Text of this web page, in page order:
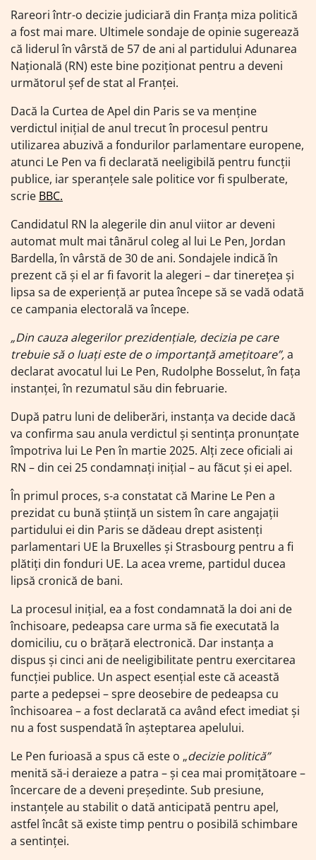
Rareori într-o decizie judiciară din Franța miza politică
a fost mai mare. Ultimele sondaje de opinie sugerează
că liderul în vârstă de 57 de ani al partidului Adunarea
Națională (RN) este bine poziționat pentru a deveni
următorul șef de stat al Franței.
Dacă la Curtea de Apel din Paris se va menține
verdictul inițial de anul trecut în procesul pentru
utilizarea abuzivă a fondurilor parlamentare europene,
atunci Le Pen va fi declarată neeligibilă pentru funcții
publice, iar speranțele sale politice vor fi spulberate,
scrie BBC.
Candidatul RN la alegerile din anul viitor ar deveni
automat mult mai tânărul coleg al lui Le Pen, Jordan
Bardella, în vârstă de 30 de ani. Sondajele indică în
prezent că și el ar fi favorit la alegeri – dar tinerețea și
lipsa sa de experiență ar putea începe să se vadă odată
ce campania electorală va începe.
„Din cauza alegerilor prezidențiale, decizia pe care
trebuie să o luați este de o importanță amețitoare”,a
declarat avocatul lui Le Pen, Rudolphe Bosselut, în fața
instanței, în rezumatul său din februarie.
După patru luni de deliberări, instanța va decide dacă
va confirma sau anula verdictul și sentința pronunțate
împotriva lui Le Pen în martie 2025. Alți zece oficiali ai
RN – din cei 25 condamnați inițial – au făcut și ei apel.
În primul proces, s-a constatat că Marine Le Pen a
prezidat cu bună știință un sistem în care angajații
partidului ei din Paris se dădeau drept asistenți
parlamentari UE la Bruxelles și Strasbourg pentru a fi
plătiți din fonduri UE. La acea vreme, partidul ducea
lipsă cronică de bani.
La procesul inițial, ea a fost condamnată la doi ani de
închisoare, pedeapsa care urma să fie executată la
domiciliu, cu o brățară electronică. Dar instanța a
dispus și cinci ani de neeligibilitate pentru exercitarea
funcției publice. Un aspect esențial este că această
parte a pedepsei – spre deosebire de pedeapsa cu
închisoarea – a fost declarată ca având efect imediat și
nu a fost suspendată în așteptarea apelului.
Le Pen furioasă a spus că este o „decizie politică”
menită să-i deraieze a patra – și cea mai promițătoare –
încercare de a deveni președinte. Sub presiune,
instanțele au stabilit o dată anticipată pentru apel,
astfel încât să existe timp pentru o posibilă schimbare
a sentinței.